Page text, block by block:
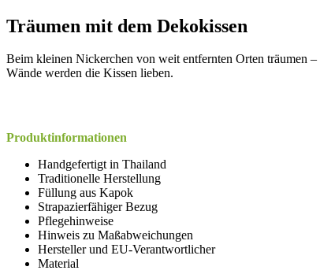
Träumen mit dem Dekokissen
Beim kleinen Nickerchen von weit entfernten Orten träumen
Wände werden die Kissen lieben.
Produktinformationen
Handgefertigt in Thailand
Traditionelle Herstellung
Füllung aus Kapok
Strapazierfähiger Bezug
Pflegehinweise
Hinweis zu Maßabweichungen
Hersteller und EU-Verantwortlicher
Material